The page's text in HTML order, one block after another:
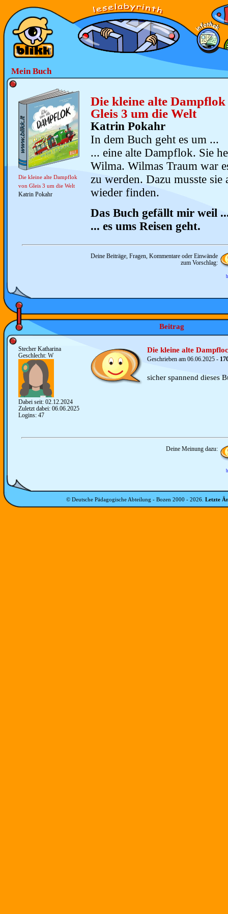
Mein Buch
Die kleine alte Dampflok
von Gleis 3 um die Welt
Katrin Pokahr
Die kleine alte
Gleis 3 um die Welt
Katrin Pokahr
In dem Buch geht es um ...
... eine alte Dampflok. Sie
Wilma. Wilmas Traum war
zu werden. Dazu musste sie
wieder finden.
Das Buch gefällt mir weil
... es ums Reisen geht.
Deine Beiträge, Fragen, Kommentare oder Einwände
zum Vorschlag:
Beitrag
Stecher Katharina
Geschlecht: W
Dabei seit: 02.12.2024
Zuletzt dabei: 06.06.2025
Logins: 47
Die kleine alte
Geschrieben am 06.06.2025 -
sicher spannend dieses
Deine Meinung dazu:
© Deutsche Pädagogische Abteilung - Bozen 2000 - 2026 Letzte